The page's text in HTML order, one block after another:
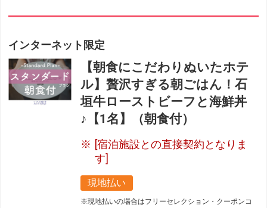
インターネット限定
【朝食にこだわりぬいたホテ
ル】贅沢すぎる朝ごはん！石
垣牛ローストビーフと海鮮丼
♪【1名】（朝食付）
[宿泊施設との直接契約となりま
す]
現地払い
※現地払いの場合はフリーセレクション・クーポンコ